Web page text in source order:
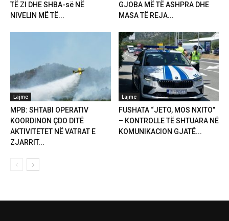
TË ZI DHE SHBA-së NË
NIVELIN MË TË...
GJOBA MË TË ASHPRA DHE
MASA TË REJA...
Lajme
MPB: SHTABI OPERATIV
KOORDINON ÇDO DITË
AKTIVITETET NË VATRAT E
ZJARRIT...
Lajme
FUSHATA “JETO, MOS NXITO”
– KONTROLLE TË SHTUARA NË
KOMUNIKACION GJATË...